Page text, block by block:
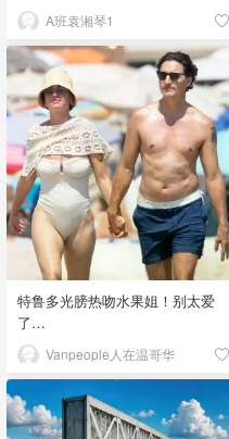
A班袁湘琴1
特鲁多光膀热吻水果姐！别太爱
了…
Vanpeople人在温哥华